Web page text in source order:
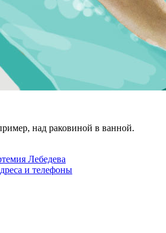
над раковиной в ванной.
Лебедева
и телефоны